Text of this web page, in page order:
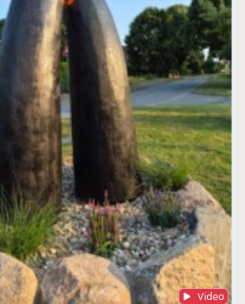
Video